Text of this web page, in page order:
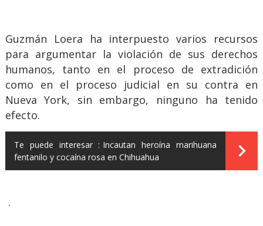
Guzmán Loera ha interpuesto varios recursos
para argumentar la violación de sus derechos
humanos, tanto en el proceso de extradición
como en el proceso judicial en su contra en
Nueva York, sin embargo, ninguno ha tenido
efecto.
Te puede interesar : Incautan heroína marihuana
fentanilo y cocaína rosa en Chihuahua
.